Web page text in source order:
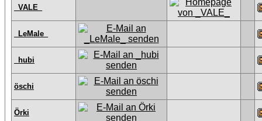
_VALE_
_LeMale_
_hubi
öschi
Örki